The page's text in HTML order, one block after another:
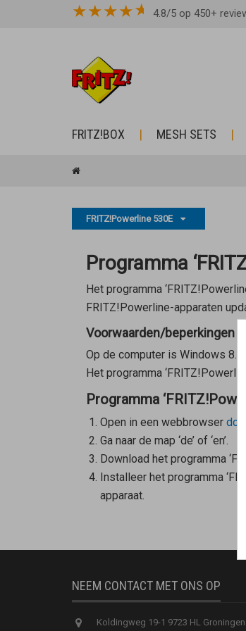
★★★★ 4.8/5 op 450+
FRITZ!BOX MESH SETS
FRITZ!Powerline 530E
Programma
Het programma
FRITZ!Powerline-apparaten
Voorwaarden/beperkingen
Op de computer is Windows
Het programma
Programma
Open in een webbrowser
Ga naar de map ‘de’ of ‘en’.
Download het programma
Installeer het programma
apparaat.
NEEM CONTACT MET ONS OP
Koldingweg 19-1 9723 HL Groningen